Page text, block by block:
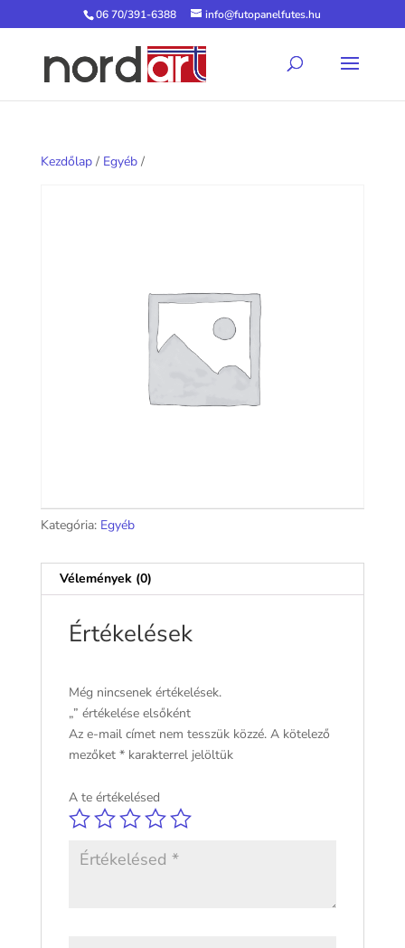
06 70/391-6388 info@futopanelfutes.hu
Kezdőlap/ Egyéb/
Kategória: Egyéb
Vélemények (0)
Értékelések
Még nincsenek értékelések.
„” értékelése elsőként
Az e-mail címet nem tesszük közzé. A kötelező
mezőket *karakterrel jelöltük
A te értékelésed